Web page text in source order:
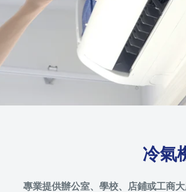
冷氣
專業提供辦公室、學校、店鋪或工商